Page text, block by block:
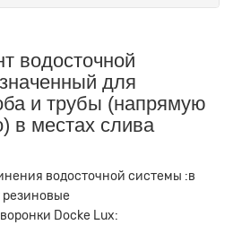
водосточной
для
и трубы (напрямую
в местах слива
водосточной системы :в
резиновые
Docke Lux: